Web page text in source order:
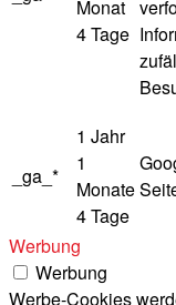
Monat
4 Tage
_ga_*
1 Jahr
1
Monate
4 Tage
Werbung
Werbung
Werbe-Cookies